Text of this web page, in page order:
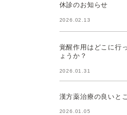
休診のお知らせ
2026.02.13
覚醒作用はどこに行
ょうか？
2026.01.31
漢方薬治療の良いと
2026.01.05